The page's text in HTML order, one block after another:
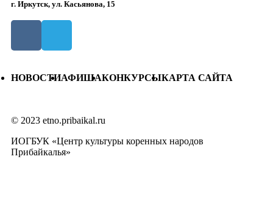
г. Иркутск, ул. Касьянова, 15
НОВОСТИАФИШАКОНКУРСЫКАРТА САЙТА
© 2023 etno.pribaikal.ru
ИОГБУК «Центр культуры коренных народов
Прибайкалья»